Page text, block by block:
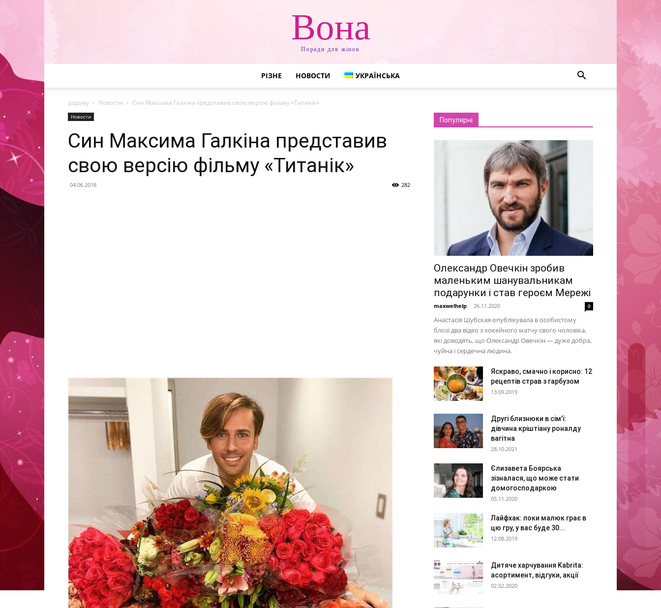
Вона
Поради для жінок
РІЗНЕ НОВОСТИ УКРАЇНСЬКА
додому Новости Син Максима Галкіна представив свою версію фільму «Титанік»
Новости
Син Максима Галкіна представив
свою версію фільму «Титанік»
04.06.2018 282
Популярні
Олександр Овечкін зробив
маленьким шанувальникам
подарунки і став героєм Мережі
maxwelhelp - 26.11.2020 0
Анастасія Шубская опублікувала в особистому
блозі два відео з хокейного матчу свого чоловіка,
які доводять, що Олександр Овечкін — дуже добра,
чуйна і сердечна людина.
Яскраво, смачно і корисно: 12
рецептів страв з гарбузом
13.09.2019
Другі близнюки в сім’ї:
дівчина кріштіану роналду
вагітна
28.10.2021
Єлизавета Боярська
зізналася, що може стати
домогосподаркою
05.11.2020
Лайфхак: поки малюк грає в
цю гру, у вас буде 30...
12.08.2019
Дитяче харчування Kabrita:
асортимент, відгуки, акції
02.02.2020